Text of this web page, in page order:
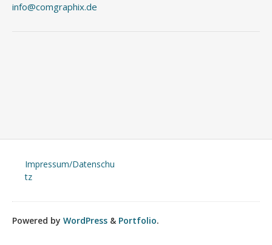
info@comgraphix.de
Impressum/Datenschu
tz
Powered by WordPress & Portfolio.